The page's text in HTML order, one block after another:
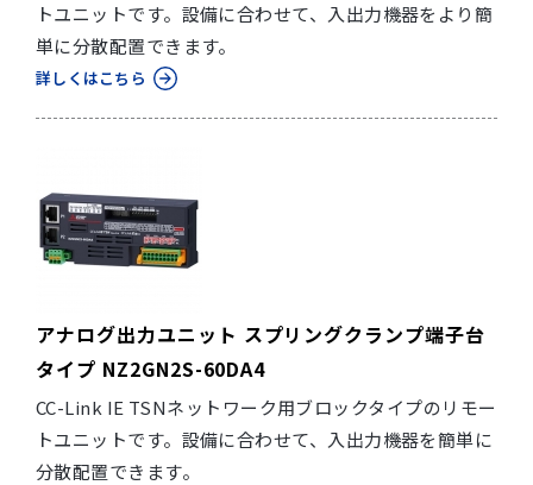
トユニットです。設備に合わせて、入出力機器をより簡
単に分散配置できます。
詳しくはこちら
アナログ出力ユニット スプリングクランプ端子台
タイプ NZ2GN2S-60DA4
CC-Link IE TSNネットワーク用ブロックタイプのリモー
トユニットです。設備に合わせて、入出力機器を簡単に
分散配置できます。